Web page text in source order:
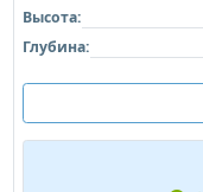
Высота:
Глубина: